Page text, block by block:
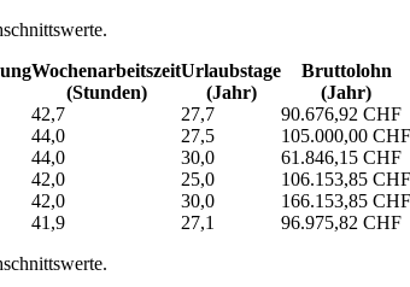
Wochen­arbeitszeit
(Stunden)
Urlaubs­tage
(Jahr)
Bruttolohn
(Jahr)
42,7 27,7
90.676,92 CHF
44,0 27,5
105.000,00 CHF
44,0 30,0
61.846,15 CHF
42,0 25,0
106.153,85 CHF
42,0 30,0
166.153,85 CHF
41,9 27,1
96.975,82 CHF